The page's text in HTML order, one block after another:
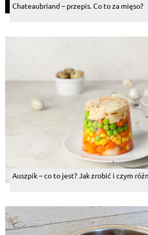
Chateaubriand – przepis. Co to za mięso?
Auszpik – co to jest? Jak zrobić i czym